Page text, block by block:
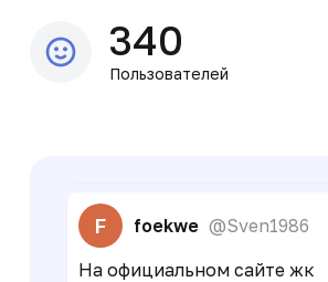
340
Пользователей
F foekwe @Sven1986
На официальном сайте жк